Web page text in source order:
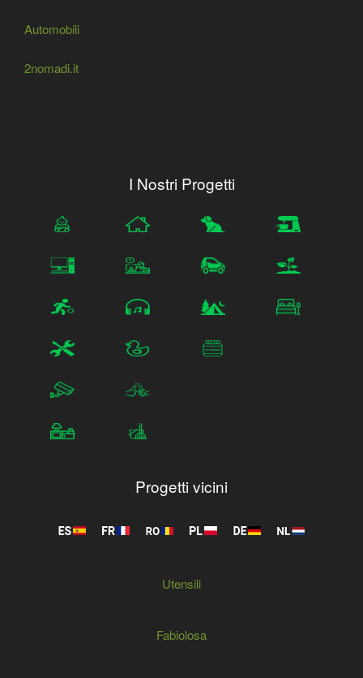
Automobili
2nomadi.it
I Nostri Progetti
Progetti vicini
Utensili
Fabiolosa